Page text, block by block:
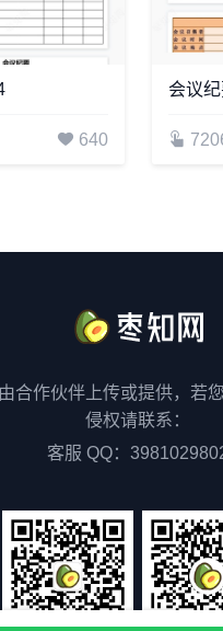
640
会议
合作伙伴上传或提供，若
侵权请联系：
客服 QQ：